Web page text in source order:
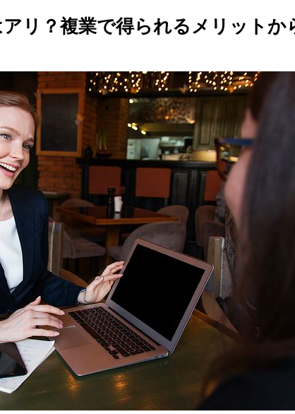
リ？複業で得られるメリットか